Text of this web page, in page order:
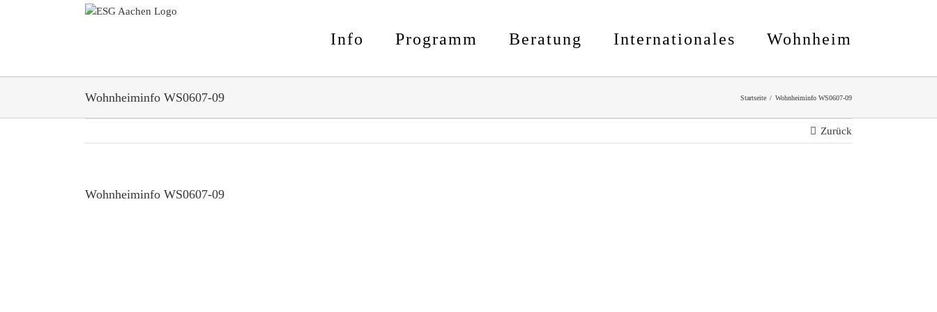
Info Programm Beratung Internationales Wohnheim
Wohnheiminfo WS0607-09 Startseite Wohnheiminfo WS0607-09
Zurück
Wohnheiminfo WS0607-09